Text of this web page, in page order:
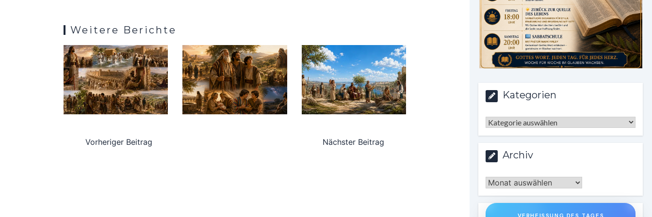
Weitere Berichte
Vorheriger Beitrag Nächster Beitrag
Kategorien
Kategorien
Archiv
Archiv
VERHEISSUNG DES TAGES